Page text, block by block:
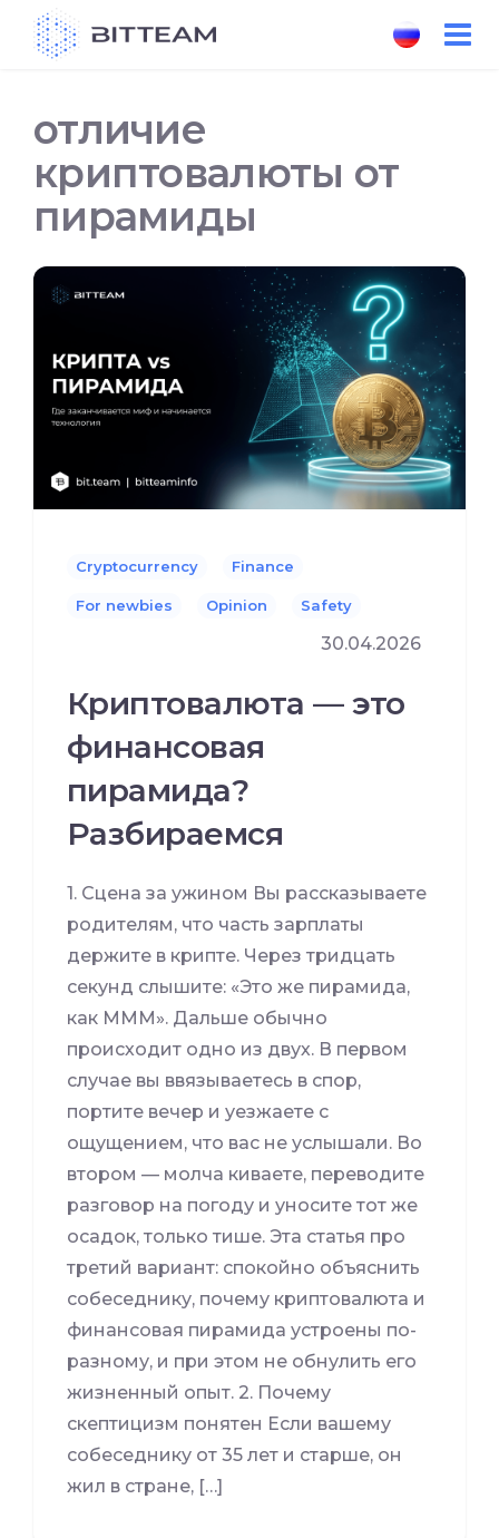
отличие
криптовалюты от
пирамиды
Cryptocurrency Finance
For newbies Opinion Safety
30.04.2026
Криптовалюта — это
финансовая
пирамида?
Разбираемся
1. Сцена за ужином Вы рассказываете
родителям, что часть зарплаты
держите в крипте. Через тридцать
секунд слышите: «Это же пирамида,
как МММ». Дальше обычно
происходит одно из двух. В первом
случае вы ввязываетесь в спор,
портите вечер и уезжаете с
ощущением, что вас не услышали. Во
втором — молча киваете, переводите
разговор на погоду и уносите тот же
осадок, только тише. Эта статья про
третий вариант: спокойно объяснить
собеседнику, почему криптовалюта и
финансовая пирамида устроены по-
разному, и при этом не обнулить его
жизненный опыт. 2. Почему
скептицизм понятен Если вашему
собеседнику от 35 лет и старше, он
жил в стране, […]